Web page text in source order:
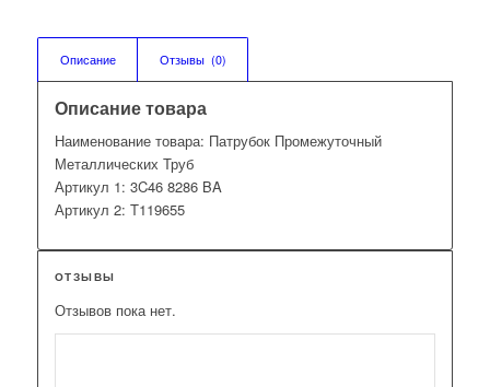
Описание Отзывы  (0)
Описание товара
Наименование товара: Патрубок Промежуточный
Металлических Труб
Артикул 1: 3C46 8286 BA
Артикул 2: T119655
ОТЗЫВЫ
Отзывов пока нет.